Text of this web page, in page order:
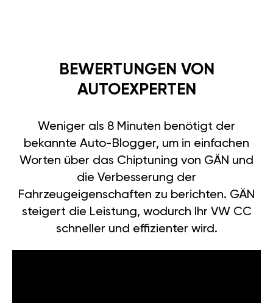
BEWERTUNGEN VON
AUTOEXPERTEN
Weniger als 8 Minuten benötigt der
bekannte Auto-Blogger, um in einfachen
Worten über das Chiptuning von GÄN und
die Verbesserung der
Fahrzeugeigenschaften zu berichten. GÄN
steigert die Leistung, wodurch Ihr VW CC
schneller und effizienter wird.